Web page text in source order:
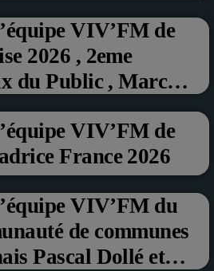
VIV’FM de
2026 , 2eme
du Public , Marche
2026
VIV’FM de
France 2026
VIV’FM du
de communes
Pascal Dollé et